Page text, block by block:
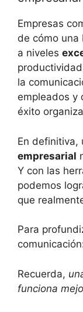
Empresas
de cómo una
a niveles
la
empleados y
éxito
En definitiva,
empresarial
Y con las
podemos
que
Para
Recuerda,
funciona